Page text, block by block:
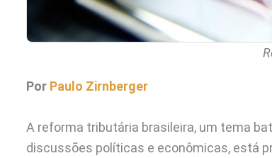
Por Paulo Zirnberger
A reforma tributária brasileira, um tema
discussões políticas e econômicas, está